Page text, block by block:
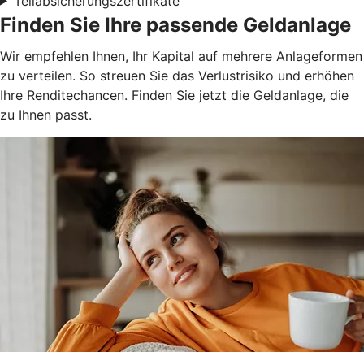
Finden Sie Ihre passende Geldanlage
Wir empfehlen Ihnen, Ihr Kapital auf mehrere Anlageformen
zu verteilen. So streuen Sie das Verlustrisiko und erhöhen
Ihre Renditechancen. Finden Sie jetzt die Geldanlage, die
zu Ihnen passt.